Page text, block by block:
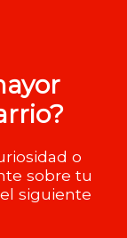
o
sobre tu
siguiente